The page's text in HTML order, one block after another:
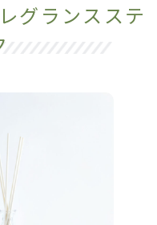
グランスステ